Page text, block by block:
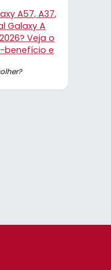
A57, A37,
Galaxy A
Veja o
benefício e